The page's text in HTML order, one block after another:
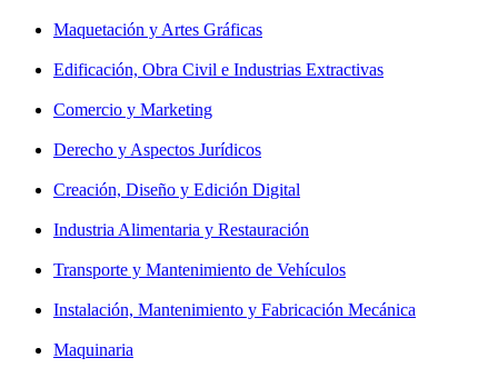
Maquetación y Artes Gráficas
Edificación, Obra Civil e Industrias Extractivas
Comercio y Marketing
Derecho y Aspectos Jurídicos
Creación, Diseño y Edición Digital
Industria Alimentaria y Restauración
Transporte y Mantenimiento de Vehículos
Instalación, Mantenimiento y Fabricación Mecánica
Maquinaria